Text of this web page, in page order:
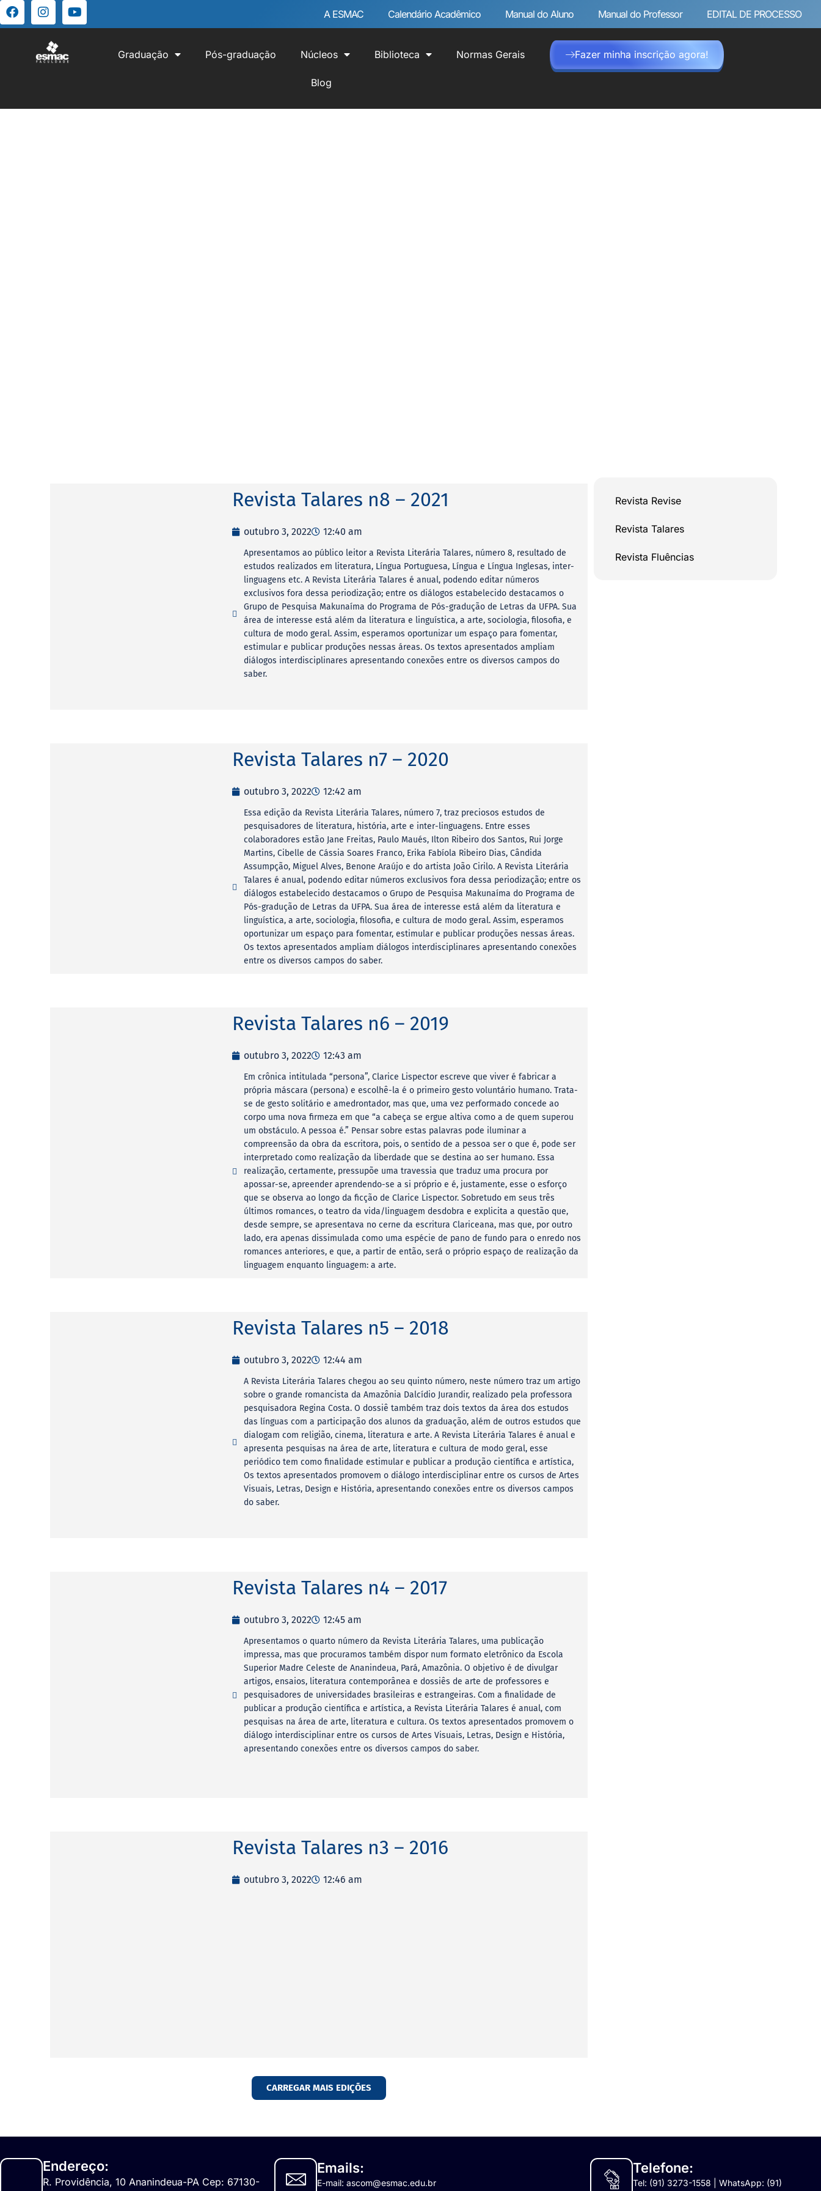
A ESMAC Calendário Acadêmico Manual do Aluno Manual do Professor EDITAL DE PROCESSO
Graduação Pós-graduação Núcleos Biblioteca Normas Gerais
Blog
Fazer minha inscrição agora!
Revista Talares n8 – 2021
outubro 3, 2022 12:40 am
Apresentamos ao público leitor a Revista Literária Talares, número 8, resultado de
estudos realizados em literatura, Língua Portuguesa, Língua e Língua Inglesas, inter-
linguagens etc. A Revista Literária Talares é anual, podendo editar números
exclusivos fora dessa periodização; entre os diálogos estabelecido destacamos o
Grupo de Pesquisa Makunaíma do Programa de Pós-gradução de Letras da UFPA. Sua
área de interesse está além da literatura e linguística, a arte, sociologia, filosofia, e
cultura de modo geral. Assim, esperamos oportunizar um espaço para fomentar,
estimular e publicar produções nessas áreas. Os textos apresentados ampliam
diálogos interdisciplinares apresentando conexões entre os diversos campos do
saber.
Revista Talares n7 – 2020
outubro 3, 2022 12:42 am
Essa edição da Revista Literária Talares, número 7, traz preciosos estudos de
pesquisadores de literatura, história, arte e inter-linguagens. Entre esses
colaboradores estão Jane Freitas, Paulo Maués, Ilton Ribeiro dos Santos, Rui Jorge
Martins, Cibelle de Cássia Soares Franco, Erika Fabíola Ribeiro Dias, Cândida
Assumpção, Miguel Alves, Benone Araújo e do artista João Cirilo. A Revista Literária
Talares é anual, podendo editar números exclusivos fora dessa periodização; entre os
diálogos estabelecido destacamos o Grupo de Pesquisa Makunaíma do Programa de
Pós-gradução de Letras da UFPA. Sua área de interesse está além da literatura e
linguística, a arte, sociologia, filosofia, e cultura de modo geral. Assim, esperamos
oportunizar um espaço para fomentar, estimular e publicar produções nessas áreas.
Os textos apresentados ampliam diálogos interdisciplinares apresentando conexões
entre os diversos campos do saber.
Revista Talares n6 – 2019
outubro 3, 2022 12:43 am
Em crônica intitulada “persona”, Clarice Lispector escreve que viver é fabricar a
própria máscara (persona) e escolhê-la é o primeiro gesto voluntário humano. Trata-
se de gesto solitário e amedrontador, mas que, uma vez performado concede ao
corpo uma nova firmeza em que “a cabeça se ergue altiva como a de quem superou
um obstáculo. A pessoa é.” Pensar sobre estas palavras pode iluminar a
compreensão da obra da escritora, pois, o sentido de a pessoa ser o que é, pode ser
interpretado como realização da liberdade que se destina ao ser humano. Essa
realização, certamente, pressupõe uma travessia que traduz uma procura por
apossar-se, apreender aprendendo-se a si próprio e é, justamente, esse o esforço
que se observa ao longo da ficção de Clarice Lispector. Sobretudo em seus três
últimos romances, o teatro da vida/linguagem desdobra e explicita a questão que,
desde sempre, se apresentava no cerne da escritura Clariceana, mas que, por outro
lado, era apenas dissimulada como uma espécie de pano de fundo para o enredo nos
romances anteriores, e que, a partir de então, será o próprio espaço de realização da
linguagem enquanto linguagem: a arte.
Revista Talares n5 – 2018
outubro 3, 2022 12:44 am
A Revista Literária Talares chegou ao seu quinto número, neste número traz um artigo
sobre o grande romancista da Amazônia Dalcídio Jurandir, realizado pela professora
pesquisadora Regina Costa. O dossiê também traz dois textos da área dos estudos
das línguas com a participação dos alunos da graduação, além de outros estudos que
dialogam com religião, cinema, literatura e arte. A Revista Literária Talares é anual e
apresenta pesquisas na área de arte, literatura e cultura de modo geral, esse
periódico tem como finalidade estimular e publicar a produção científica e artística,
Os textos apresentados promovem o diálogo interdisciplinar entre os cursos de Artes
Visuais, Letras, Design e História, apresentando conexões entre os diversos campos
do saber.
Revista Talares n4 – 2017
outubro 3, 2022 12:45 am
Apresentamos o quarto número da Revista Literária Talares, uma publicação
impressa, mas que procuramos também dispor num formato eletrônico da Escola
Superior Madre Celeste de Ananindeua, Pará, Amazônia. O objetivo é de divulgar
artigos, ensaios, literatura contemporânea e dossiês de arte de professores e
pesquisadores de universidades brasileiras e estrangeiras. Com a finalidade de
publicar a produção científica e artística, a Revista Literária Talares é anual, com
pesquisas na área de arte, literatura e cultura. Os textos apresentados promovem o
diálogo interdisciplinar entre os cursos de Artes Visuais, Letras, Design e História,
apresentando conexões entre os diversos campos do saber.
Revista Talares n3 – 2016
outubro 3, 2022 12:46 am
CARREGAR MAIS EDIÇÕES
Revista Revise
Revista Talares
Revista Fluências
Endereço:
R. Providência, 10 Ananindeua-PA Cep: 67130-
Emails:
E-mail: ascom@esmac.edu.br
Telefone:
Tel: (91) 3273-1558 | WhatsApp: (91)